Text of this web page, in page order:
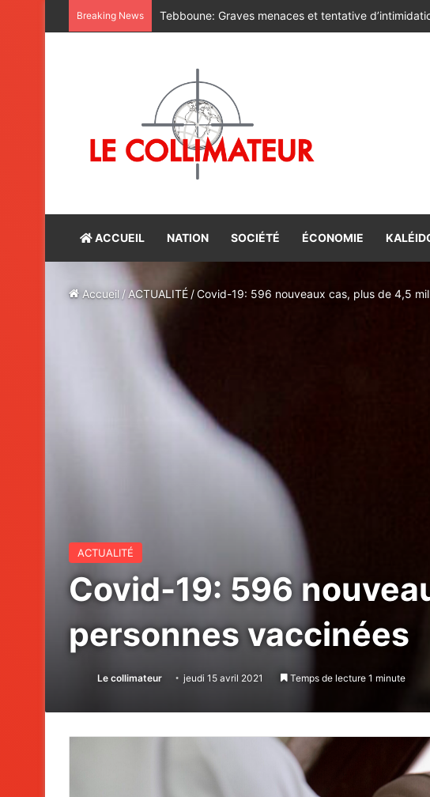
Breaking News La charge explosive du nouveau président élu de la
ACCUEIL NATION SOCIÉTÉ ÉCONOMIE
Accueil / ACTUALITÉ /Covid-19: 596 nouveaux cas, plus de 4,5
ACTUALITÉ
Covid-19: 596
personnes vaccinées
Le collimateur jeudi 15 avril 2021 Temps de lecture 1 minute